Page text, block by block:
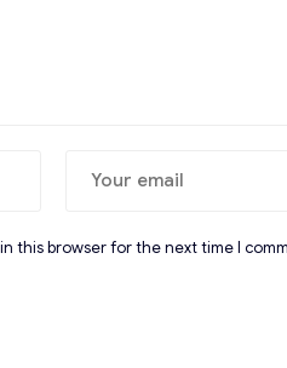
this browser for the next time I